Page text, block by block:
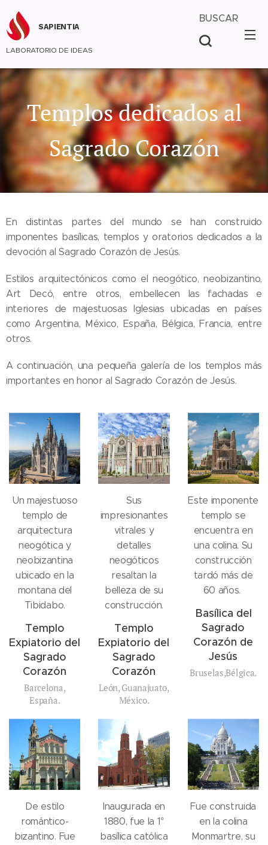
SAPIENTIA
LABORATORIO DE IDEAS
BUSCAR
Templos dedicados al
Sagrado Corazón
En distintas partes del mundo se han construido
imponentes basílicas, templos y oratorios dedicados a la
devoción al Sagrado Corazón de Jesús.
Estilos arquitectónicos como el neogótico, neobizantino,
Art Decó, entre otros, embellecen las fachadas e
interiores de majestuosas Iglesias ubicadas en países
como Argentina, México, España, Bélgica, Francia, entre
otros.
A continuación, una pequeña galería de los templos más
importantes en honor al Sagrado Corazón de Jesús.
Un majestuoso
templo de
arquitectura
neogótica y
neobizantina
ubicado en la
montana del
Tibidabo.
Templo
Expiatorio del
Sagrado
Corazón
Barcelona,
España.
Sus
impresionantes
vitrales y
detalles
neogóticos
resaltan la
belleza de su
construcción.
Templo
Expiatorio del
Sagrado
Corazón
León, Guanajuato,
México.
Este imponente
templo se
encuentra en
una colina. Su
construcción
tardó más de
60 años.
Basílica del
Sagrado
Corazón de
Jesús
Bruselas,Bélgica.
De estilo
romántico-
bizantino. Fue
Inaugurada en
1880, fue la 1°
basílica católica
Fue construida
en la colina
Monmartre, su